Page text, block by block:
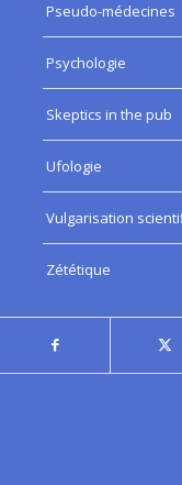
Pseudo-médecines
Psychologie
Skeptics in the pub
Ufologie
Vulgarisation
Zététique